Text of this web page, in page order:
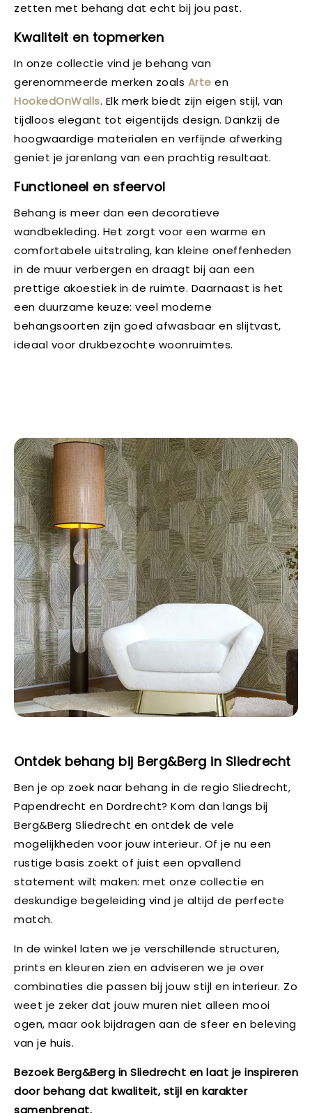
zetten met behang dat echt bij jou past.
Kwaliteit en topmerken
In onze collectie vind je behang van
gerenommeerde merken zoals Arte en
HookedOnWalls. Elk merk biedt zijn eigen stijl, van
tijdloos elegant tot eigentijds design. Dankzij de
hoogwaardige materialen en verfijnde afwerking
geniet je jarenlang van een prachtig resultaat.
Functioneel en sfeervol
Behang is meer dan een decoratieve
wandbekleding. Het zorgt voor een warme en
comfortabele uitstraling, kan kleine oneffenheden
in de muur verbergen en draagt bij aan een
prettige akoestiek in de ruimte. Daarnaast is het
een duurzame keuze: veel moderne
behangsoorten zijn goed afwasbaar en slijtvast,
ideaal voor drukbezochte woonruimtes.
Ontdek behang bij Berg&Berg in Sliedrecht
Ben je op zoek naar behang in de regio Sliedrecht,
Papendrecht en Dordrecht? Kom dan langs bij
Berg&Berg Sliedrecht en ontdek de vele
mogelijkheden voor jouw interieur. Of je nu een
rustige basis zoekt of juist een opvallend
statement wilt maken: met onze collectie en
deskundige begeleiding vind je altijd de perfecte
match.
In de winkel laten we je verschillende structuren,
prints en kleuren zien en adviseren we je over
combinaties die passen bij jouw stijl en interieur. Zo
weet je zeker dat jouw muren niet alleen mooi
ogen, maar ook bijdragen aan de sfeer en beleving
van je huis.
Bezoek Berg&Berg in Sliedrecht en laat je inspireren
door behang dat kwaliteit, stijl en karakter
samenbrengt.